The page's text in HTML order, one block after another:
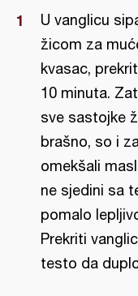
U vanglicu
žicom za
kvasac,
10 minuta.
sve sastojke
brašno, so i
omekšali
ne sjedini sa
pomalo
Prekriti
testo da